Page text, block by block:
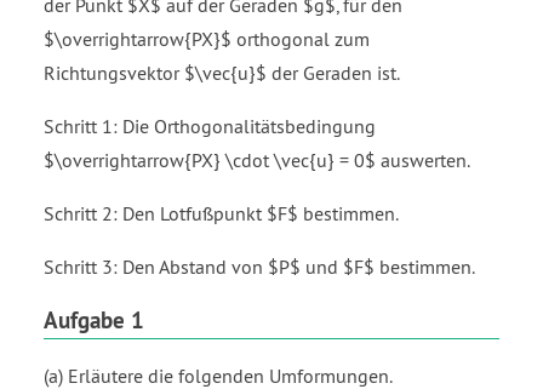
der Punkt $X$ auf der Geraden $g$, für den
$\overrightarrow{PX}$ orthogonal zum
Richtungsvektor $\vec{u}$ der Geraden ist.
Schritt 1: Die Orthogonalitätsbedingung
$\overrightarrow{PX} \cdot \vec{u} = 0$ auswerten.
Schritt 2: Den Lotfußpunkt $F$ bestimmen.
Schritt 3: Den Abstand von $P$ und $F$ bestimmen.
Aufgabe 1
(a) Erläutere die folgenden Umformungen.